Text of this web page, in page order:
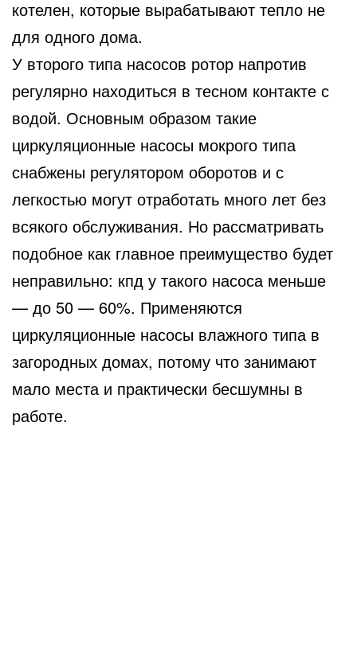
котелен, которые вырабатывают тепло не
для одного дома.
У второго типа насосов ротор напротив
регулярно находиться в тесном контакте с
водой. Основным образом такие
циркуляционные насосы мокрого типа
снабжены регулятором оборотов и с
легкостью могут отработать много лет без
всякого обслуживания. Но рассматривать
подобное как главное преимущество будет
неправильно: кпд у такого насоса меньше
— до 50 — 60%. Применяются
циркуляционные насосы влажного типа в
загородных домах, потому что занимают
мало места и практически бесшумны в
работе.